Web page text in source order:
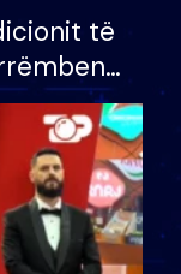
të
eurosh